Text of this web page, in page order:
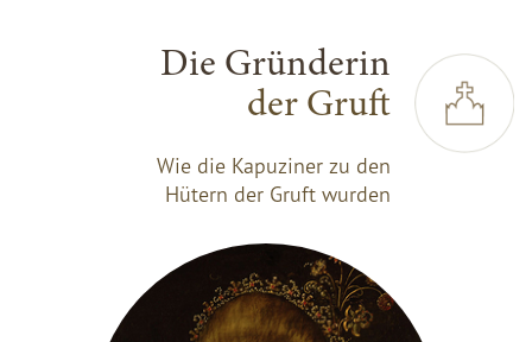
Die Gründerin
der Gruft
Wie die Kapuziner zu den
Hütern der Gruft wurden